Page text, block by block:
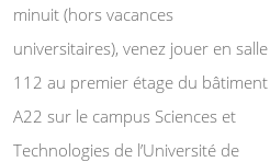
minuit (hors vacances
universitaires), venez jouer en salle
112 au premier étage du bâtiment
A22 sur le campus Sciences et
Technologies de l’Université de